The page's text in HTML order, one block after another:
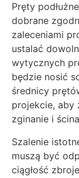
Pręty
dobrane
zaleceniami
ustalać
wytycznych
będzie nosić
średnicy
projekcie, aby
zginanie i
Szalenie
muszą być
ciągłość